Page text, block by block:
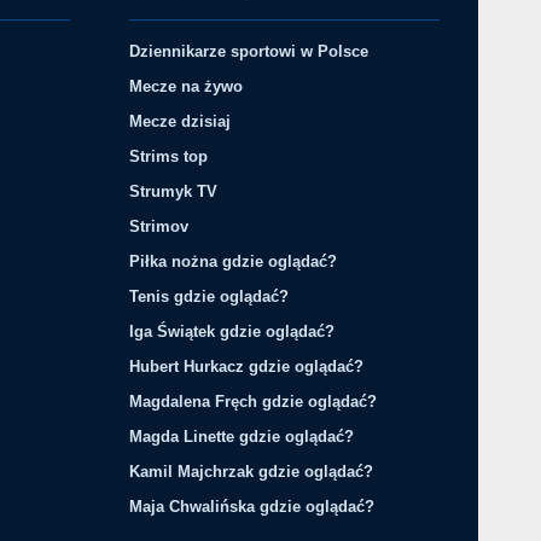
Dziennikarze sportowi w Polsce
Mecze na żywo
Mecze dzisiaj
Strims top
Strumyk TV
Strimov
Piłka nożna gdzie oglądać?
Tenis gdzie oglądać?
Iga Świątek gdzie oglądać?
Hubert Hurkacz gdzie oglądać?
Magdalena Fręch gdzie oglądać?
Magda Linette gdzie oglądać?
Kamil Majchrzak gdzie oglądać?
Maja Chwalińska gdzie oglądać?